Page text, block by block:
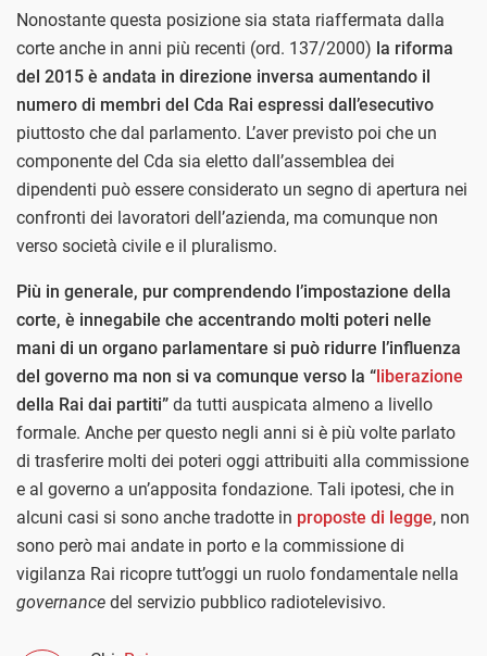
Nonostante questa posizione sia stata riaffermata dalla
corte anche in anni più recenti (ord. 137/2000) la riforma
del 2015 è andata in direzione inversa aumentando il
numero di membri del Cda Rai espressi dall’esecutivo
piuttosto che dal parlamento. L’aver previsto poi che un
componente del Cda sia eletto dall’assemblea dei
dipendenti può essere considerato un segno di apertura nei
confronti dei lavoratori dell’azienda, ma comunque non
verso società civile e il pluralismo.
Più in generale, pur comprendendo l’impostazione della
corte, è innegabile che accentrando molti poteri nelle
mani di un organo parlamentare si può ridurre l’influenza
del governo ma non si va comunque verso la “liberazione
della Rai dai partiti” da tutti auspicata almeno a livello
formale. Anche per questo negli anni si è più volte parlato
di trasferire molti dei poteri oggi attribuiti alla commissione
e al governo a un’apposita fondazione. Tali ipotesi, che in
alcuni casi si sono anche tradotte in proposte di legge, non
sono però mai andate in porto e la commissione di
vigilanza Rai ricopre tutt’oggi un ruolo fondamentale nella
governance del servizio pubblico radiotelevisivo.